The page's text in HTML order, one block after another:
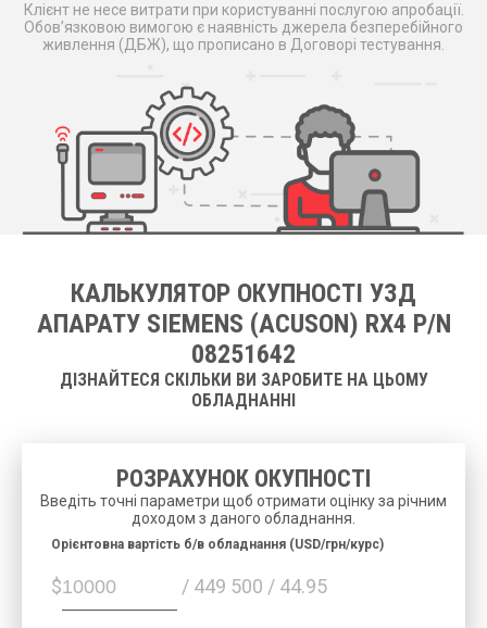
Клієнт не несе витрати при користуванні послугою апробації.
Обов’язковою вимогою є наявність джерела безперебійного
живлення (ДБЖ), що прописано в Договорі тестування.
КАЛЬКУЛЯТОР ОКУПНОСТІ УЗД
АПАРАТУ SIEMENS (ACUSON) RX4 P/N
08251642
ДІЗНАЙТЕСЯ СКІЛЬКИ ВИ ЗАРОБИТЕ НА ЦЬОМУ
ОБЛАДНАННІ
РОЗРАХУНОК ОКУПНОСТІ
Введіть точні параметри щоб отримати оцінку за річним
доходом з даного обладнання.
$ / 449 500 / 44.95
Орієнтовна вартість б/в обладнання (USD/грн/курс)